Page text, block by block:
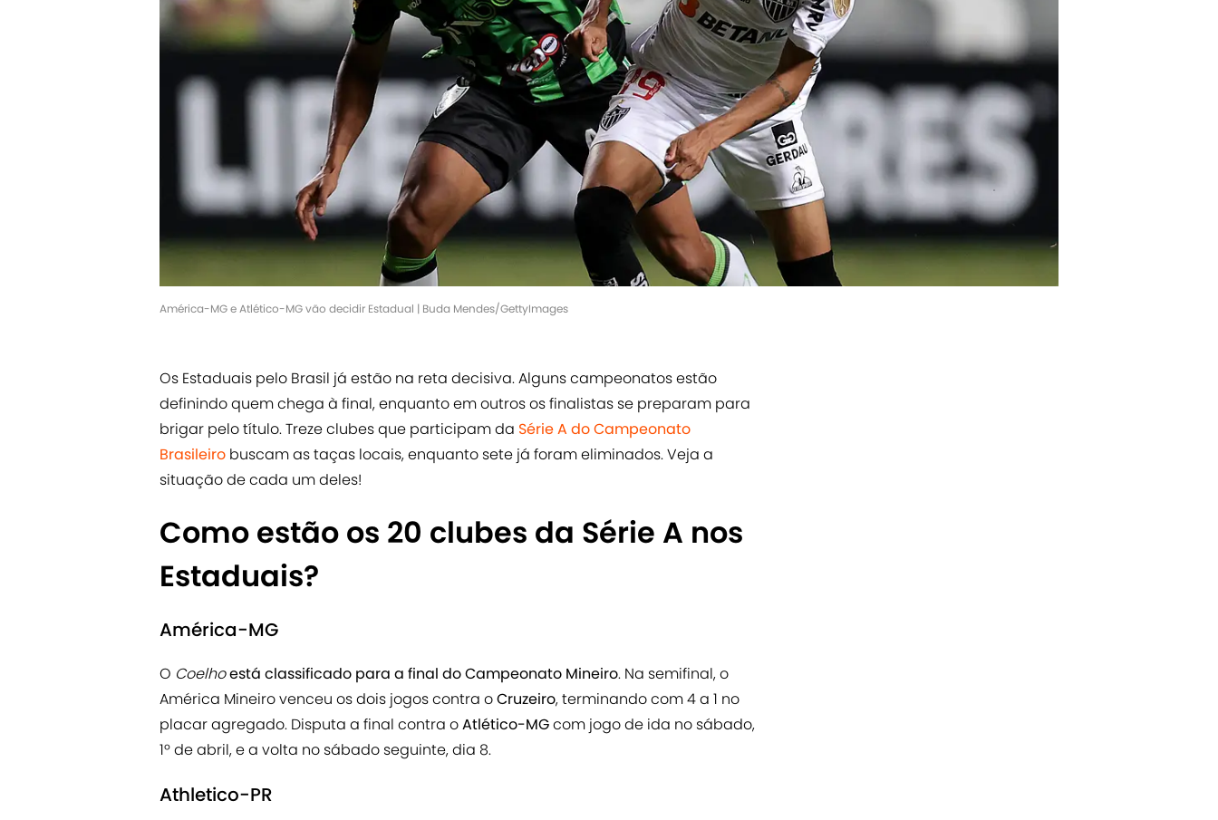
América-MG e Atlético-MG vão decidir Estadual | Buda Mendes/GettyImages
Os Estaduais pelo Brasil já estão na reta decisiva. Alguns campeonatos estão
definindo quem chega à final, enquanto em outros os finalistas se preparam para
brigar pelo título. Treze clubes que participam da Série A do Campeonato
Brasileiro buscam as taças locais, enquanto sete já foram eliminados. Veja a
situação de cada um deles!
Como estão os 20 clubes da Série A nos
Estaduais?
América-MG
O Coelhoestá classificado para a final do Campeonato Mineiro. Na semifinal, o
América Mineiro venceu os dois jogos contra oCruzeiro, terminando com 4 a 1 no
placar agregado. Disputa a final contra oAtlético-MGcom jogo de ida no sábado,
1º de abril, e a volta no sábado seguinte, dia 8.
Athletico-PR